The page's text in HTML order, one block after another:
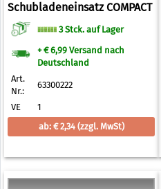
Schubladeneinsatz COMPACT
SORT, 100 x 100 mm
3 Stck. auf Lager
+ € 6,99 Versand nach
Deutschland
Art.
Nr.:
63300222
VE
1
ab: € 2,34 (zzgl. MwSt)